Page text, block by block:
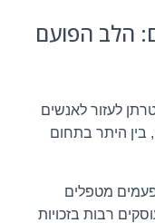
הלב הפועם
לעזור לאנשים
בין היתר בתחום
מטפלים
רבות בזכויות